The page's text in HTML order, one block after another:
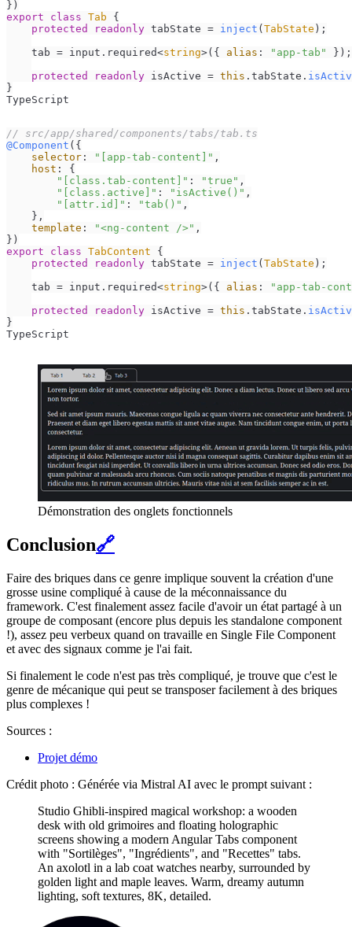
export
class Tab {
protected
readonly tabState = inject (TabState );
    tab = input.
required<string>({ alias : "app-tab"
});
protected
readonly isActive = this . tabState .
}
TypeScript
// src/app/shared/components/tabs/tab.ts
@Component ({
selector : "[app-tab-content]" ,
host : {
"[class.tab-content]" : "true" ,
"[class.active]" : "isActive()" ,
"[attr.id]" : "tab()" ,
    },
template : "<ng-content />" ,
export
class TabContent {
protected
readonly tabState = inject (TabState );
    tab = input.
required<string>({ alias :
"app-tab-
protected
readonly isActive = this . tabState .
}
TypeScript
Démonstration des onglets fonctionnels
Conclusion🔗
Faire des briques dans ce genre implique souvent la création d'une
grosse usine compliqué à cause de la méconnaissance du
framework. C'est finalement assez facile d'avoir un état partagé à un
groupe de composant (encore plus depuis les standalone component
!), assez peu verbeux quand on travaille en Single File Component
et avec des signaux comme je l'ai fait.
Si finalement le code n'est pas très compliqué, je trouve que c'est le
genre de mécanique qui peut se transposer facilement à des briques
plus complexes !
Sources :
Projet démo
Crédit photo : Générée via Mistral AI avec le prompt suivant :
Studio Ghibli-inspired magical workshop: a wooden
desk with old grimoires and floating holographic
screens showing a modern Angular Tabs component
with "Sortilèges", "Ingrédients", and "Recettes" tabs.
An axolotl in a lab coat watches nearby, surrounded by
golden light and maple leaves. Warm, dreamy autumn
lighting, soft textures, 8K, detailed.